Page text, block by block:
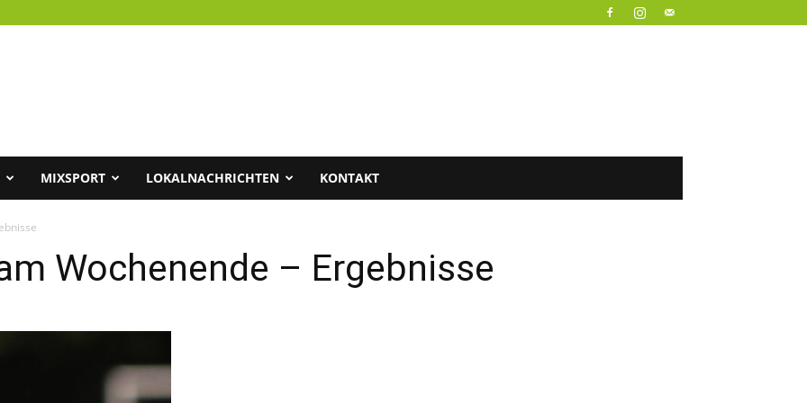
MIXSPORT LOKALNACHRICHTEN KONTAKT
Wochenende – Ergebnisse